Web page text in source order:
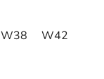
W38 W42